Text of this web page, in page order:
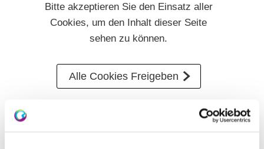
Veranstaltungen
Buchung & Service
ShopRheinhessen-Blog Karte
Bitte akzeptieren Sie den Einsatz aller
Cookies, um den Inhalt dieser Seite
sehen zu können.
Alle Cookies Freigeben
Einkehrtipps an der